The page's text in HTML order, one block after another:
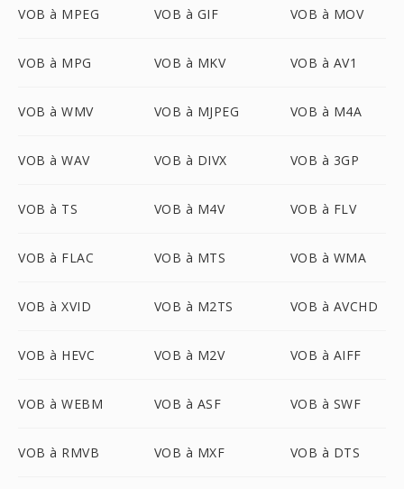
VOB à MPEG VOB à GIF VOB à MOV
VOB à MPG VOB à MKV VOB à AV1
VOB à WMV VOB à MJPEG VOB à M4A
VOB à WAV VOB à DIVX VOB à 3GP
VOB à TS VOB à M4V VOB à FLV
VOB à FLAC VOB à MTS VOB à WMA
VOB à XVID VOB à M2TS VOB à AVCHD
VOB à HEVC VOB à M2V VOB à AIFF
VOB à WEBM VOB à ASF VOB à SWF
VOB à RMVB VOB à MXF VOB à DTS